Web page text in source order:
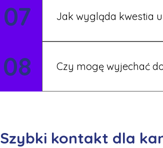
07 Jak wygląda kwestia
Każdy pracownik otrzymuje
08 Czy mogę wyjechać
Tak, istnieje możliwość
Szybki kontakt dla